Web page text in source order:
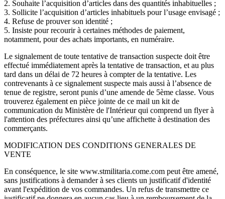
2. Souhaite l’acquisition d’articles dans des quantités inhabituelles ;
3. Sollicite l’acquisition d’articles inhabituels pour l’usage envisagé ;
4. Refuse de prouver son identité ;
5. Insiste pour recourir à certaines méthodes de paiement,
notamment, pour des achats importants, en numéraire.
Le signalement de toute tentative de transaction suspecte doit être
effectué immédiatement après la tentative de transaction, et au plus
tard dans un délai de 72 heures à compter de la tentative. Les
contrevenants à ce signalement suspecte mais aussi à l’absence de
tenue de registre, seront punis d’une amende de 5ème classe. Vous
trouverez également en pièce jointe de ce mail un kit de
communication du Ministère de l'Intérieur qui comprend un flyer à
l'attention des préfectures ainsi qu’une affichette à destination des
commerçants.
MODIFICATION DES CONDITIONS GENERALES DE
VENTE
En conséquence, le site www.stmilitaria.come.com peut être amené,
sans justifications à demander à ses clients un justificatif d'identité
avant l'expédition de vos commandes. Un refus de transmettre ce